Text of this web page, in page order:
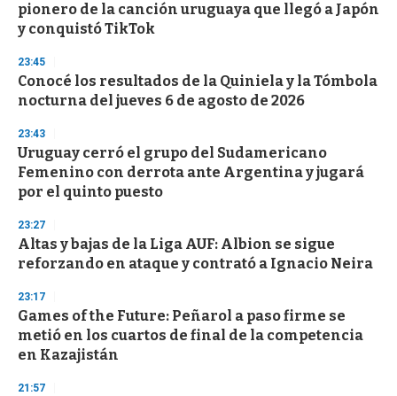
pionero de la canción uruguaya que llegó a Japón
y conquistó TikTok
23:45
Conocé los resultados de la Quiniela y la Tómbola
nocturna del jueves 6 de agosto de 2026
23:43
Uruguay cerró el grupo del Sudamericano
Femenino con derrota ante Argentina y jugará
por el quinto puesto
23:27
Altas y bajas de la Liga AUF: Albion se sigue
reforzando en ataque y contrató a Ignacio Neira
23:17
Games of the Future: Peñarol a paso firme se
metió en los cuartos de final de la competencia
en Kazajistán
21:57